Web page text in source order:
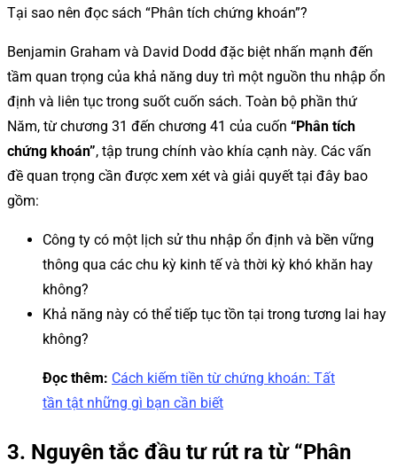
Tại sao nên đọc sách “Phân tích chứng khoán”?
Benjamin Graham và David Dodd đặc biệt nhấn mạnh đến
tầm quan trọng của khả năng duy trì một nguồn thu nhập ổn
định và liên tục trong suốt cuốn sách. Toàn bộ phần thứ
Năm, từ chương 31 đến chương 41 của cuốn “Phân tích
chứng khoán”, tập trung chính vào khía cạnh này. Các vấn
đề quan trọng cần được xem xét và giải quyết tại đây bao
gồm:
Công ty có một lịch sử thu nhập ổn định và bền vững
thông qua các chu kỳ kinh tế và thời kỳ khó khăn hay
không?
Khả năng này có thể tiếp tục tồn tại trong tương lai hay
không?
Đọc thêm: Cách kiếm tiền từ chứng khoán: Tất
tần tật những gì bạn cần biết
3. Nguyên tắc đầu tư rút ra từ “Phân